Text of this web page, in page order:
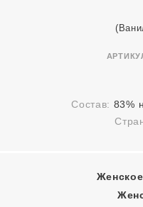
Состав: 83%